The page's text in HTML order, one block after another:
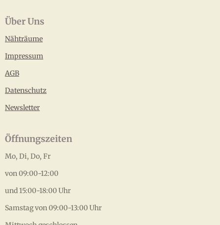
Über Uns
Nähträume
Impressum
AGB
Datenschutz
Newsletter
Öffnungszeiten
Mo, Di, Do, Fr
von 09:00-12:00
und 15:00-18:00 Uhr
Samstag von 09:00-13:00 Uhr